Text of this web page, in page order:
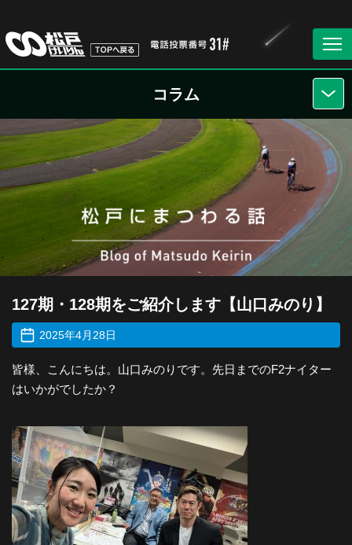
コラム
127期・128期をご紹介します【山口みのり】
2025年4月28日
皆様、こんにちは。山口みのりです。先日までのF2ナイター
はいかがでしたか？